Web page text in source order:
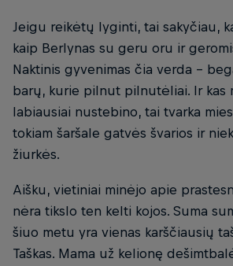
Jeigu reikėtų lyginti, tai sakyčiau,
kaip Berlynas su geru oru ir
Naktinis gyvenimas čia verda –
barų, kurie pilnut pilnutėliai. Ir kas
labiausiai nustebino, tai tvarka
tokiam šaršale gatvės švarios ir
žiurkės.
Aišku, vietiniai minėjo apie
nėra tikslo ten kelti kojos. Suma
šiuo metu yra vienas karščiausių
Taškas. Mama už kelionę